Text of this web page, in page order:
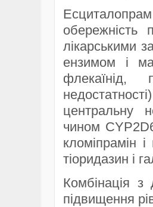
обережність
лікарськими
ензимом і
флекаїнід,
центральну
чином
кломіпрамін
тіоридазин і
Комбінація
підвищення